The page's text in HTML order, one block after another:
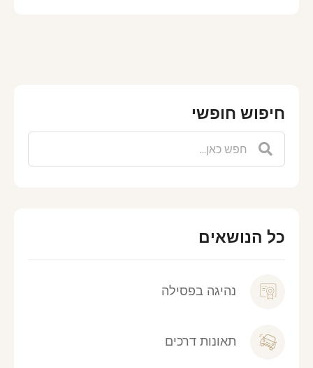
חיפוש חופשי
כל הנושאים
נהיגה בפסילה
תאונות דרכים